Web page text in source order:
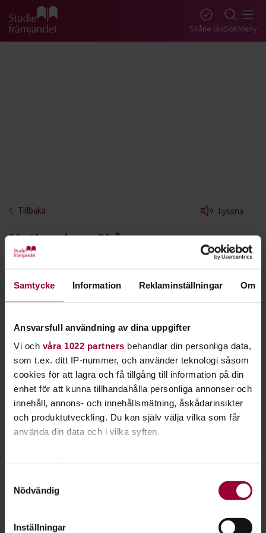
Samtycke Information Reklaminställningar Om
Ansvarsfull användning av dina uppgifter
Vi och våra 1022 partners behandlar din personliga data,
som t.ex. ditt IP-nummer, och använder teknologi såsom
cookies för att lagra och få tillgång till information på din
enhet för att kunna tillhandahålla personliga annonser och
innehåll, annons- och innehållsmätning, åskådarinsikter
och produktutveckling. Du kan själv välja vilka som får
använda din data och i vilka syften.
som kan ha en noggrannhet på upp till flera meter
Nödvändig
Inställningar
Gå till studiefrämjandets startsida Skåne länSökMeny
Tillbaka Lyssna
Matlagning - Skåne
Få ny inspiration och bli säkrare i köket. Våra
teman. Vilken mat vill du lära dig laga?
Raw food är annars superhett just nu. Och det franska köket
står sig alltid. Lär dig laga din favoritmat hos
Studiefrämjandet.
Förutom att det är roligt att laga mat finns mycket att
fördjupa sig i. Du kan lära dig att göra goda såser och vilken
efterrätt som passar just din favoritmeny. Du lär dig också
vilken kniv som passar till bäst till varje vara.
upplagt för en gemytlig stämning och ett väl valt vin. Mellan
sammankomsterna kan du sedan praktisera dina nya